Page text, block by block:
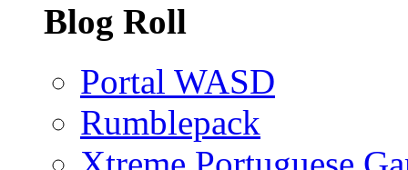
Blog Roll
Portal WASD
Rumblepack